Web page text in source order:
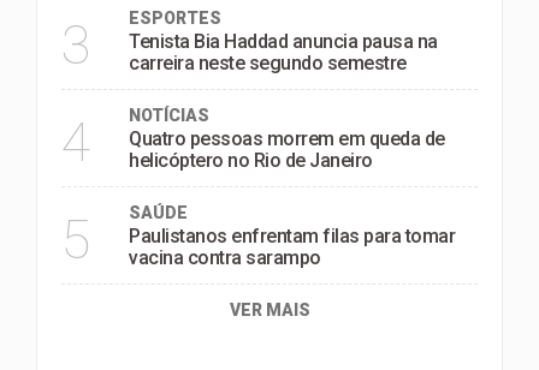
3 ESPORTES
Tenista Bia Haddad anuncia pausa na
carreira neste segundo semestre
4 NOTÍCIAS
Quatro pessoas morrem em queda de
helicóptero no Rio de Janeiro
5 SAÚDE
Paulistanos enfrentam filas para tomar
vacina contra sarampo
VER MAIS